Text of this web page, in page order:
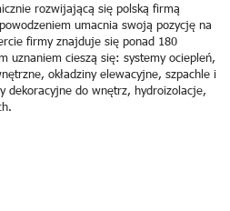
rozwijającą się polską firmą
umacnia swoją pozycję na
firmy znajduje się ponad 180
uznaniem cieszą się: systemy ociepleń,
okładziny elewacyjne, szpachle i
dekoracyjne do wnętrz, hydroizolacje,